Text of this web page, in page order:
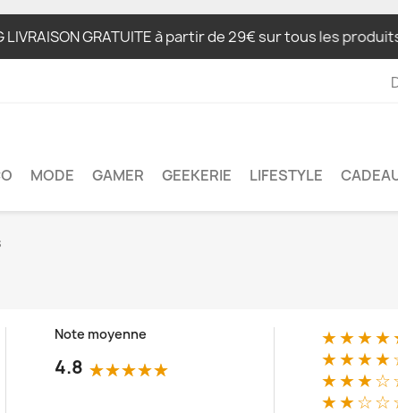
GRATUITE à partir de 29€ sur tous les produits
MODE GAMER GEEKERIE LIFESTYLE
Note moyenne
4.8